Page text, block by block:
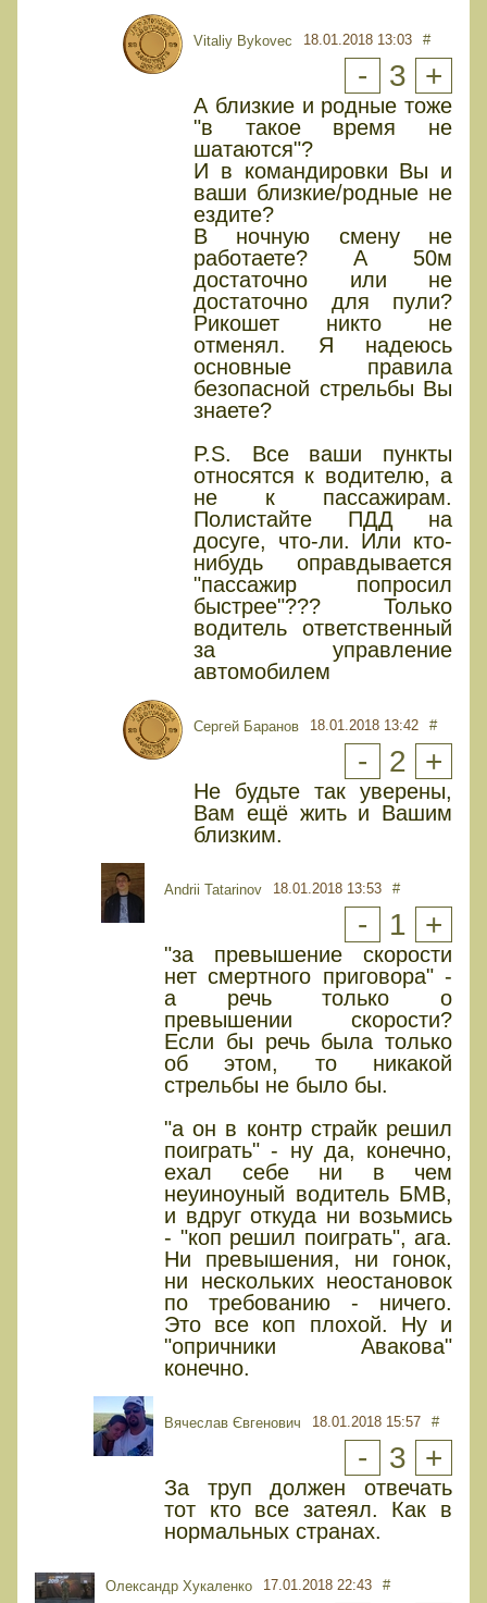
Vitaliy Bykovec 18.01.2018 13:03 #
- 3 +
А близкие и родные тоже
"в такое время не
шатаются"?
И в командировки Вы и
ваши близкие/родные не
ездите?
В ночную смену не
работаете? А 50м
достаточно или не
достаточно для пули?
Рикошет никто не
отменял. Я надеюсь
основные правила
безопасной стрельбы Вы
знаете?
P.S. Все ваши пункты
относятся к водителю, а
не к пассажирам.
Полистайте ПДД на
досуге, что-ли. Или кто-
нибудь оправдывается
"пассажир попросил
быстрее"??? Только
водитель ответственный
за управление
автомобилем
Сергей Баранов 18.01.2018 13:42 #
- 2 +
Не будьте так уверены,
Вам ещё жить и Вашим
близким.
Andrii Tatarinov 18.01.2018 13:53 #
- 1 +
"за превышение скорости
нет смертного приговора" -
а речь только о
превышении скорости?
Если бы речь была только
об этом, то никакой
стрельбы не было бы.
"а он в контр страйк решил
поиграть" - ну да, конечно,
ехал себе ни в чем
неуиноуный водитель БМВ,
и вдруг откуда ни возьмись
- "коп решил поиграть", ага.
Ни превышения, ни гонок,
ни нескольких неостановок
по требованию - ничего.
Это все коп плохой. Ну и
"опричники Авакова"
конечно.
Вячеслав Євгенович 18.01.2018 15:57 #
- 3 +
За труп должен отвечать
тот кто все затеял. Как в
нормальных странах.
Олександр Хукаленко 17.01.2018 22:43 #